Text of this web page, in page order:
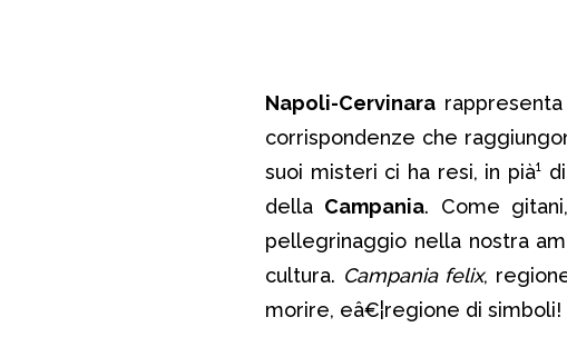
Napoli-Cervinara
corrispondenze che
suoi misteri ci ha resi, in pià¹
della Campania. Come
pellegrinaggio nella nostra
cultura. Campania felix,
morire, eâ€¦regione di simboli!